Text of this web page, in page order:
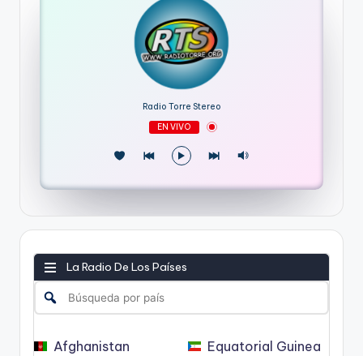
Radio Torre Stereo
EN VIVO
La Radio De Los Países
Afghanistan Equatorial Guinea